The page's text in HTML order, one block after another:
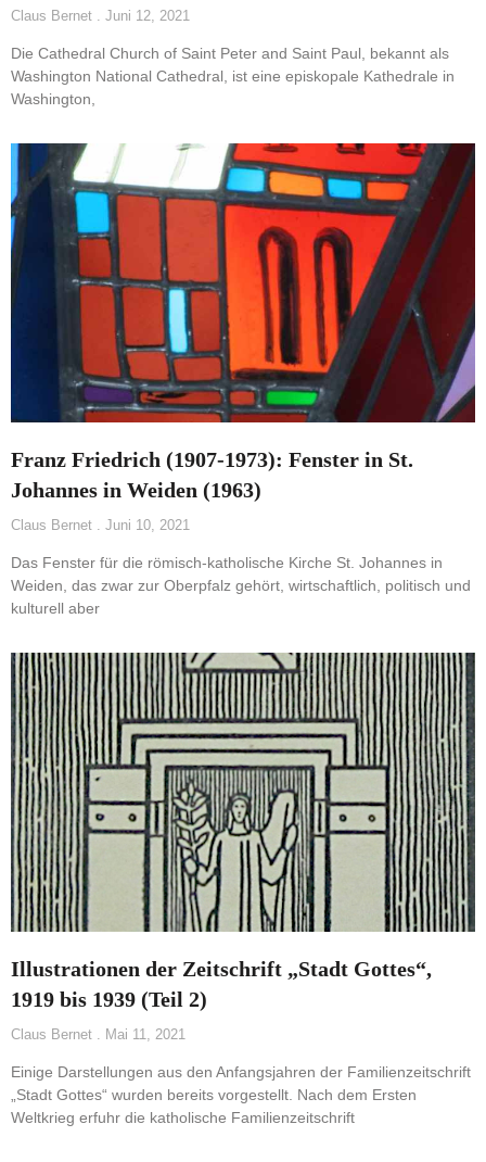
Claus Bernet Juni 12, 2021
Die Cathedral Church of Saint Peter and Saint Paul, bekannt als
Washington National Cathedral, ist eine episkopale Kathedrale in
Washington,
Franz Friedrich (1907-1973): Fenster in St.
Johannes in Weiden (1963)
Claus Bernet Juni 10, 2021
Das Fenster für die römisch-katholische Kirche St. Johannes in
Weiden, das zwar zur Oberpfalz gehört, wirtschaftlich, politisch und
kulturell aber
Illustrationen der Zeitschrift „Stadt Gottes“,
1919 bis 1939 (Teil 2)
Claus Bernet Mai 11, 2021
Einige Darstellungen aus den Anfangsjahren der Familienzeitschrift
„Stadt Gottes“ wurden bereits vorgestellt. Nach dem Ersten
Weltkrieg erfuhr die katholische Familienzeitschrift